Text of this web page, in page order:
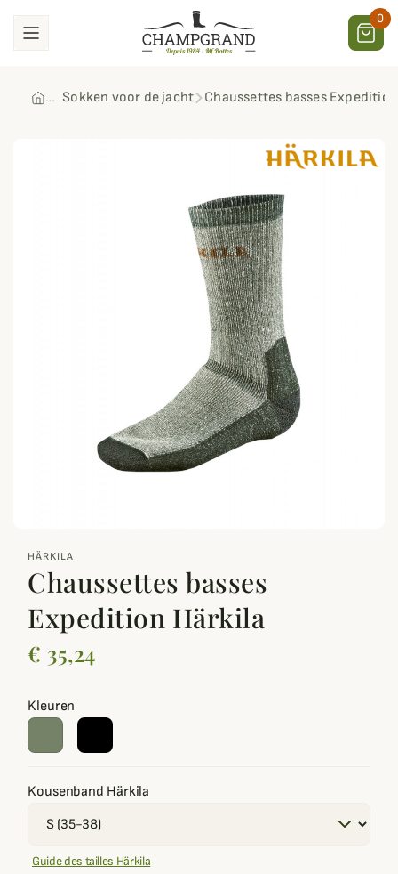
0
Sokken voor de jacht Chaussettes basses
HÄRKILA
Chaussettes basses
Expedition Härkila
€ 35,24
Kleuren
Kousenband Härkila
Guide des tailles Härkila